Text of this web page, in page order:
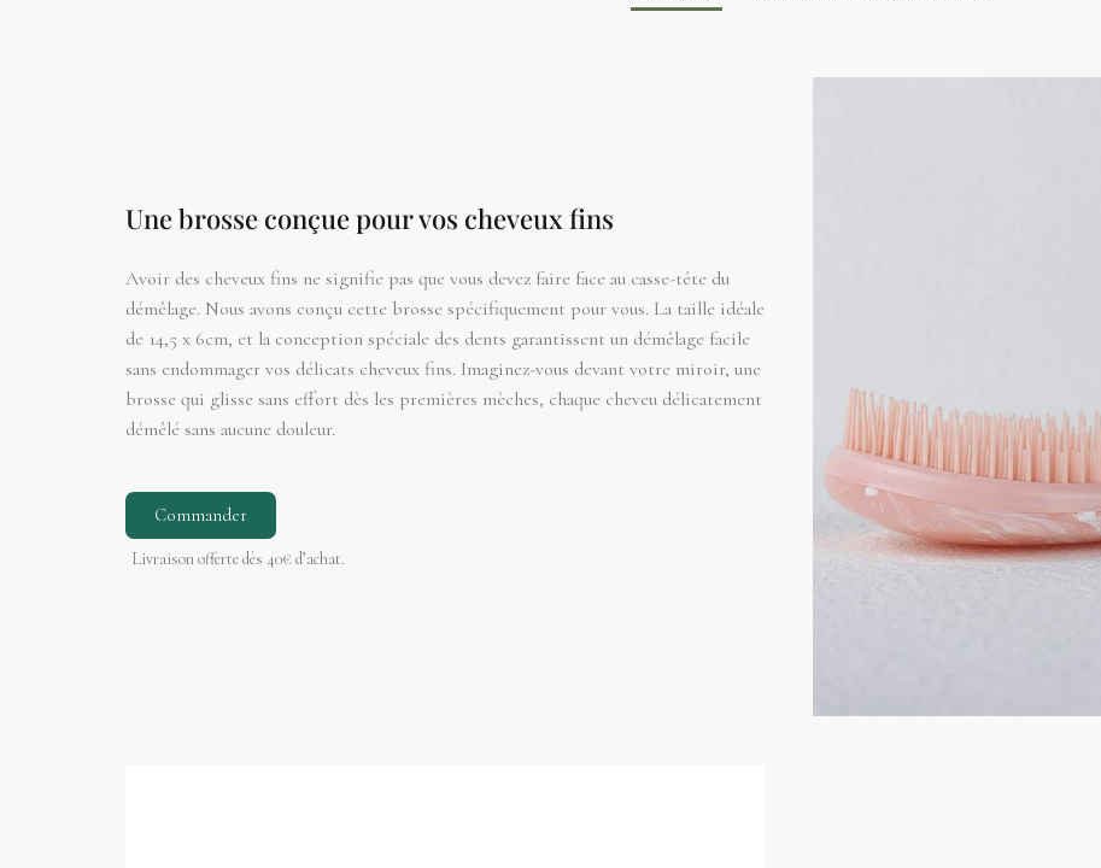
Une brosse conçue pour vos cheveux fins
Avoir des cheveux fins ne signifie pas que vous devez faire face au casse-tête du
démêlage. Nous avons conçu cette brosse spécifiquement pour vous. La taille idéale
de 14,5 x 6cm, et la conception spéciale des dents garantissent un démêlage facile
sans endommager vos délicats cheveux fins. Imaginez-vous devant votre miroir, une
brosse qui glisse sans effort dès les premières mèches, chaque cheveu délicatement
démêlé sans aucune douleur.
Commander
Livraison offerte dès 40€ d’achat.